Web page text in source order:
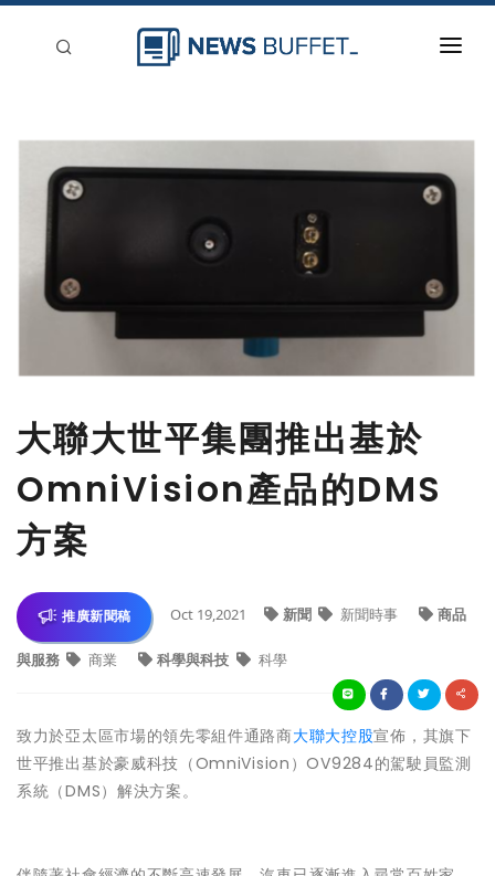
登入
大聯大世平集團推出基於
OmniVision產品的DMS
方案
推廣新聞稿 Oct 19,2021 新聞 新聞時事 商品
與服務 商業 科學與科技 科學
致力於亞太區市場的領先零組件通路商大聯大控股宣佈，其旗下
世平推出基於豪威科技（OmniVision）OV9284的駕駛員監測
系統（DMS）解決方案。